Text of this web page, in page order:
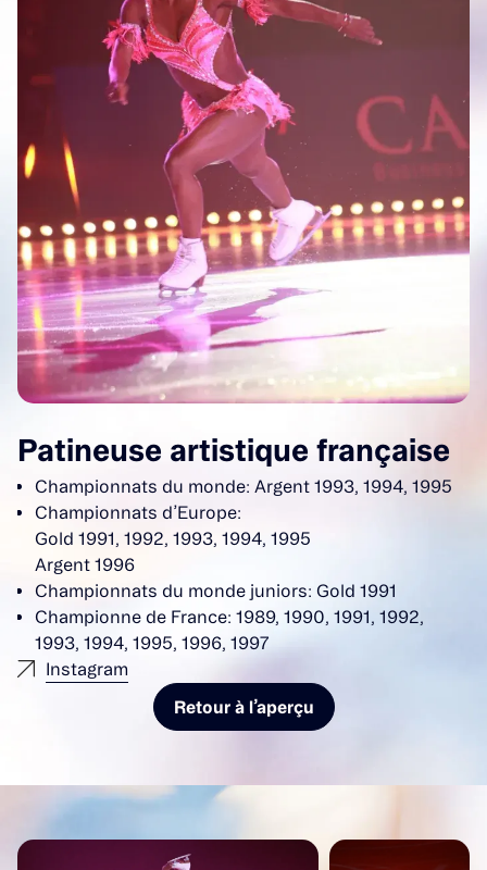
Patineuse artistique française
Championnats du monde: Argent 1993, 1994, 1995
Championnats d’Europe:
Gold 1991, 1992, 1993, 1994, 1995
Argent 1996
Championnats du monde juniors: Gold 1991
Championne de France: 1989, 1990, 1991, 1992,
1993, 1994, 1995, 1996, 1997
Instagram
Retour à l’aperçu